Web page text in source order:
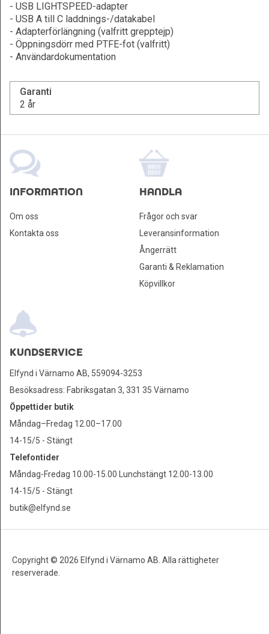
- USB LIGHTSPEED-adapter
- USB A till C laddnings-/datakabel
- Adapterförlängning (valfritt grepptejp)
- Öppningsdörr med PTFE-fot (valfritt)
- Användardokumentation
Garanti
2 år
INFORMATION
Om oss
Kontakta oss
HANDLA
Frågor och svar
Leveransinformation
Ångerrätt
Garanti & Reklamation
Köpvillkor
KUNDSERVICE
Elfynd i Värnamo AB, 559094-3253
Besöksadress: Fabriksgatan 3, 331 35 Värnamo
Öppettider butik
Måndag–Fredag 12.00–17.00
14-15/5 - Stängt
Telefontider
Måndag-Fredag 10.00-15.00 Lunchstängt 12.00-13.00
14-15/5 - Stängt
butik@elfynd.se
Copyright © 2026 Elfynd i Värnamo AB. Alla rättigheter
reserverade.